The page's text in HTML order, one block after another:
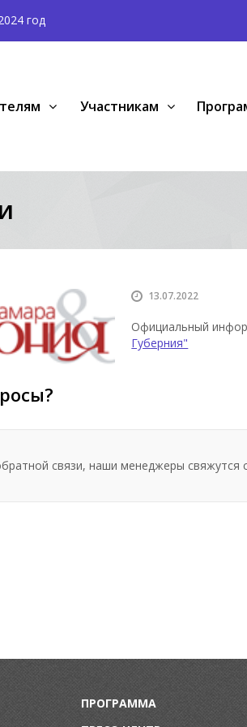
год
Участникам
13.07.2022
Официальный
Губерния"
связи, наши менеджеры свяжутся
ПРОГРАММА